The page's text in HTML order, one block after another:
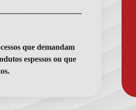
que demandam
espessos ou que